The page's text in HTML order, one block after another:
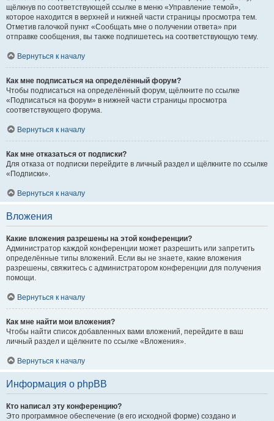
щёлкнув по соответствующей ссылке в меню «Управление темой»,
которое находится в верхней и нижней части страницы просмотра тем.
Отметив галочкой пункт «Сообщать мне о получении ответа» при
отправке сообщения, вы также подпишетесь на соответствующую тему.
Вернуться к началу
Как мне подписаться на определённый форум?
Чтобы подписаться на определённый форум, щёлкните по ссылке
«Подписаться на форум» в нижней части страницы просмотра
соответствующего форума.
Вернуться к началу
Как мне отказаться от подписки?
Для отказа от подписки перейдите в личный раздел и щёлкните по ссылке
«Подписки».
Вернуться к началу
Вложения
Какие вложения разрешены на этой конференции?
Администратор каждой конференции может разрешить или запретить
определённые типы вложений. Если вы не знаете, какие вложения
разрешены, свяжитесь с администратором конференции для получения
помощи.
Вернуться к началу
Как мне найти мои вложения?
Чтобы найти список добавленных вами вложений, перейдите в ваш
личный раздел и щёлкните по ссылке «Вложения».
Вернуться к началу
Информация о phpBB
Кто написал эту конференцию?
Это программное обеспечение (в его исходной форме) создано и